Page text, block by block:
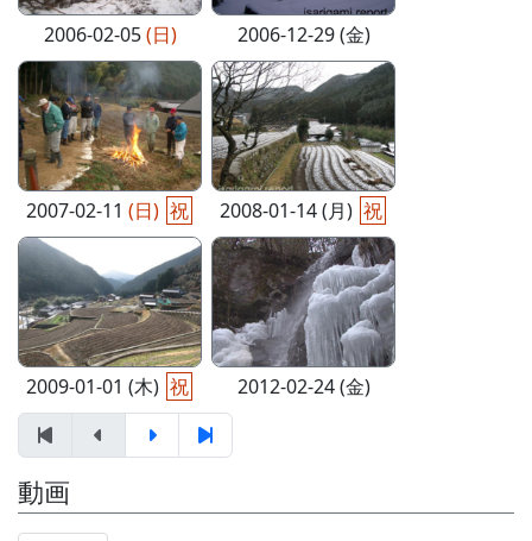
2006-02-05(日) 2006-12-29 (金)
2007-02-11 (日) 祝 2008-01-14 (月) 祝
2009-01-01 (木) 祝 2012-02-24 (金)
動画